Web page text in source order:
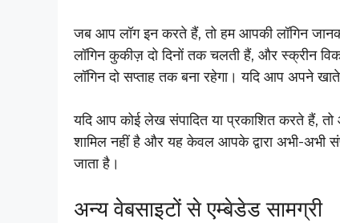
जब आप लॉग इन करते हैं, तो हम आपकी लॉगिन
लॉगिन कुकीज़ दो दिनों तक चलती हैं, और स्क्रीन
लॉगिन दो सप्ताह तक बना रहेगा। यदि आप अपने
यदि आप कोई लेख संपादित या प्रकाशित करते हैं,
शामिल नहीं है और यह केवल आपके द्वारा अभी-अभी
जाता है।
अन्य वेबसाइटों से एम्बेडेड सामग्री